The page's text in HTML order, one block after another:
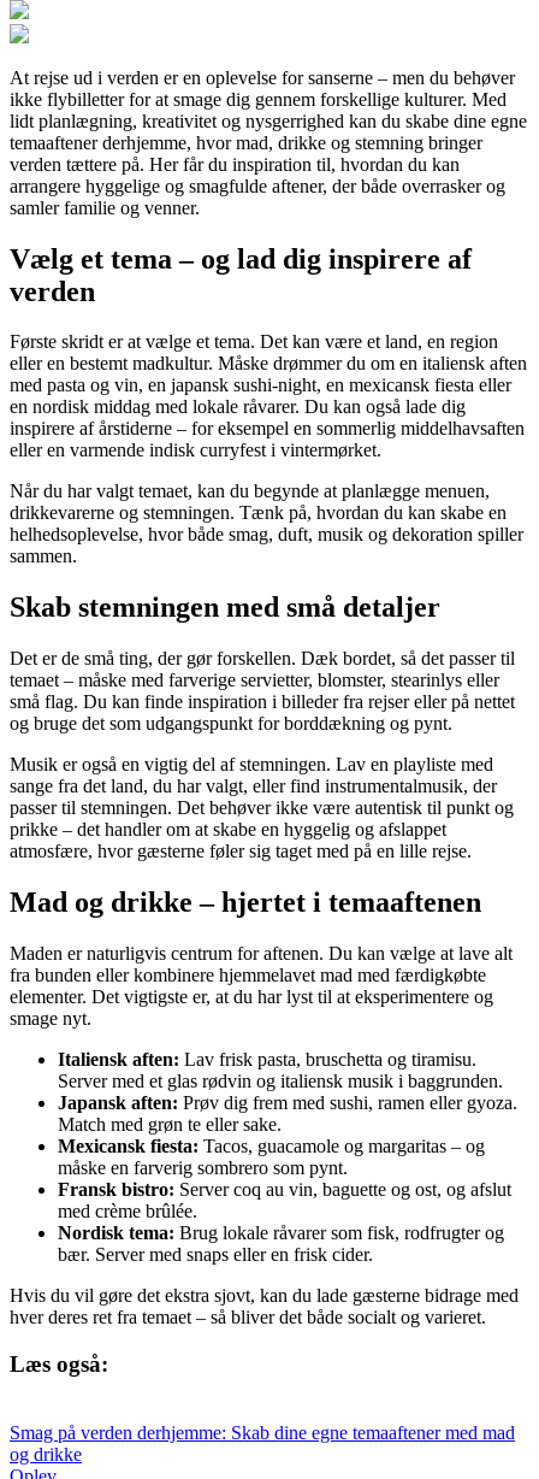
At rejse ud i verden er en oplevelse for sanserne – men du behøver
ikke flybilletter for at smage dig gennem forskellige kulturer. Med
lidt planlægning, kreativitet og nysgerrighed kan du skabe dine egne
temaaftener derhjemme, hvor mad, drikke og stemning bringer
verden tættere på. Her får du inspiration til, hvordan du kan
arrangere hyggelige og smagfulde aftener, der både overrasker og
samler familie og venner.
Vælg et tema – og lad dig inspirere af
verden
Første skridt er at vælge et tema. Det kan være et land, en region
eller en bestemt madkultur. Måske drømmer du om en italiensk aften
med pasta og vin, en japansk sushi-night, en mexicansk fiesta eller
en nordisk middag med lokale råvarer. Du kan også lade dig
inspirere af årstiderne – for eksempel en sommerlig middelhavsaften
eller en varmende indisk curryfest i vintermørket.
Når du har valgt temaet, kan du begynde at planlægge menuen,
drikkevarerne og stemningen. Tænk på, hvordan du kan skabe en
helhedsoplevelse, hvor både smag, duft, musik og dekoration spiller
sammen.
Skab stemningen med små detaljer
Det er de små ting, der gør forskellen. Dæk bordet, så det passer til
temaet – måske med farverige servietter, blomster, stearinlys eller
små flag. Du kan finde inspiration i billeder fra rejser eller på nettet
og bruge det som udgangspunkt for borddækning og pynt.
Musik er også en vigtig del af stemningen. Lav en playliste med
sange fra det land, du har valgt, eller find instrumentalmusik, der
passer til stemningen. Det behøver ikke være autentisk til punkt og
prikke – det handler om at skabe en hyggelig og afslappet
atmosfære, hvor gæsterne føler sig taget med på en lille rejse.
Mad og drikke – hjertet i temaaftenen
Maden er naturligvis centrum for aftenen. Du kan vælge at lave alt
fra bunden eller kombinere hjemmelavet mad med færdigkøbte
elementer. Det vigtigste er, at du har lyst til at eksperimentere og
smage nyt.
Italiensk aften: Lav frisk pasta, bruschetta og tiramisu.
Server med et glas rødvin og italiensk musik i baggrunden.
Japansk aften: Prøv dig frem med sushi, ramen eller gyoza.
Match med grøn te eller sake.
Mexicansk fiesta: Tacos, guacamole og margaritas – og
måske en farverig sombrero som pynt.
Fransk bistro: Server coq au vin, baguette og ost, og afslut
med crème brûlée.
Nordisk tema: Brug lokale råvarer som fisk, rodfrugter og
bær. Server med snaps eller en frisk cider.
Hvis du vil gøre det ekstra sjovt, kan du lade gæsterne bidrage med
hver deres ret fra temaet – så bliver det både socialt og varieret.
Læs også:
Smag på verden derhjemme: Skab dine egne temaaftener med mad
og drikke